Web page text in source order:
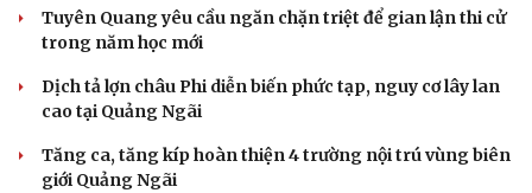
Tuyên Quang yêu cầu ngăn chặn triệt để gian lận thi cử
trong năm học mới
Dịch tả lợn châu Phi diễn biến phức tạp, nguy cơ lây lan
cao tại Quảng Ngãi
Tăng ca, tăng kíp hoàn thiện 4 trường nội trú vùng biên
giới Quảng Ngãi